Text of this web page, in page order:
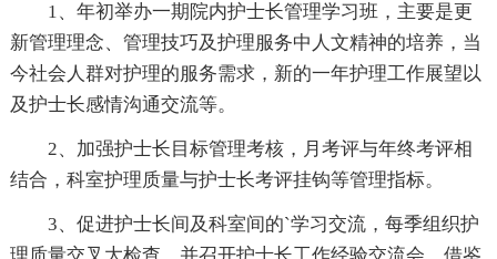
1、年初举办一期院内护士长管理学习班，主要是更
新管理理念、管理技巧及护理服务中人文精神的培养，当
今社会人群对护理的服务需求，新的一年护理工作展望以
及护士长感情沟通交流等。
2、加强护士长目标管理考核，月考评与年终考评相
结合，科室护理质量与护士长考评挂钩等管理指标。
3、促进护士长间及科室间的`学习交流，每季组织护